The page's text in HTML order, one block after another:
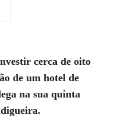
cerca de oito
de um hotel de
na sua quinta